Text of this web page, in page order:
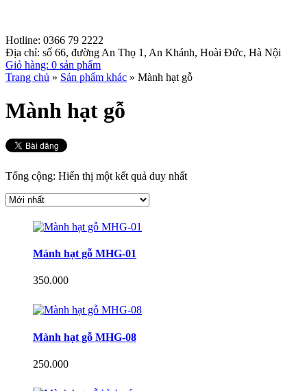
Hotline: 0366 79 2222
Địa chỉ: số 66, đường An Thọ 1, An Khánh, Hoài Đức, Hà Nội
Giỏ hàng: 0 sản phẩm
Trang chủ » Sản phẩm khác » Mành hạt gỗ
Mành hạt gỗ
Tổng cộng: Hiển thị một kết quả duy nhất
Mành hạt gỗ MHG-01
350.000
Mành hạt gỗ MHG-08
250.000